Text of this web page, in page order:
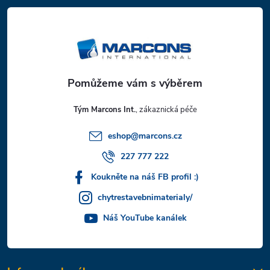
á
Tým Marcons Int.
eshop@marcons.cz
227 777 222
Koukněte na náš FB profil :)
chytrestavebnimaterialy/
Náš YouTube kanálek